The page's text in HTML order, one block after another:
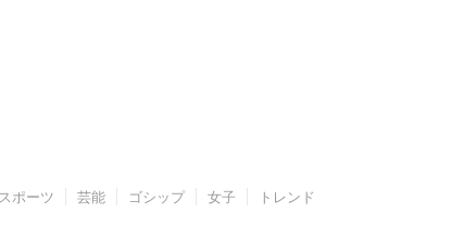
スポーツ 芸能 ゴシップ 女子 トレンド